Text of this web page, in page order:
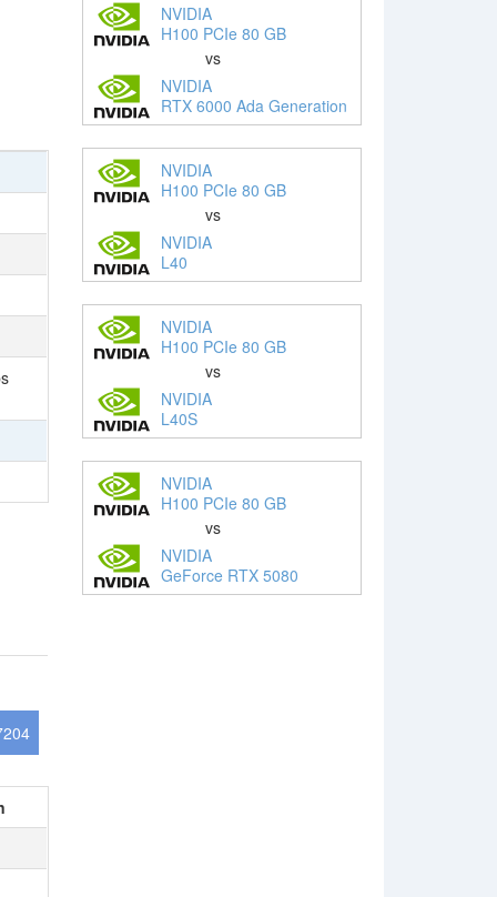
NVIDIA
H100 PCIe 80 GB
vs
NVIDIA
RTX 6000 Ada Generation
NVIDIA
H100 PCIe 80 GB
vs
NVIDIA
L40
NVIDIA
H100 PCIe 80 GB
vs
NVIDIA
L40S
NVIDIA
H100 PCIe 80 GB
vs
NVIDIA
GeForce RTX 5080